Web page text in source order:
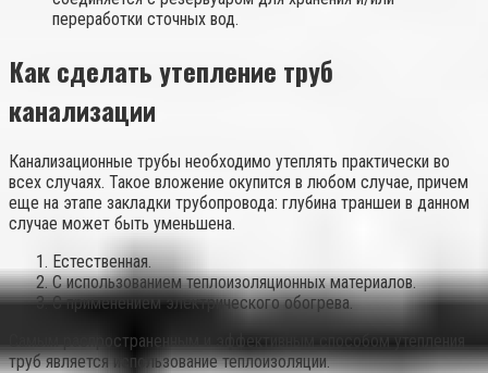
переработки сточных вод.
Как сделать утепление труб
канализации
Канализационные трубы необходимо утеплять практически во
всех случаях. Такое вложение окупится в любом случае, причем
еще на этапе закладки трубопровода: глубина траншеи в данном
случае может быть уменьшена.
Естественная.
С использованием теплоизоляционных материалов.
С применением электрического обогрева.
Самым распространенным и эффективным способом утепления
труб является использование теплоизоляции.